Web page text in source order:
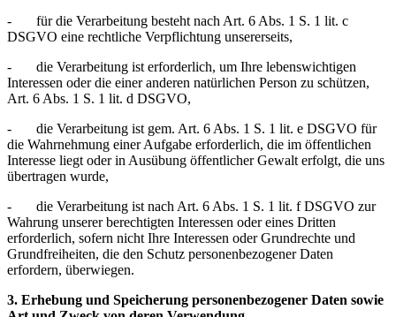
- für die Verarbeitung besteht nach Art. 6 Abs. 1 S. 1 lit. c
DSGVO eine rechtliche Verpflichtung unsererseits,
- die Verarbeitung ist erforderlich, um Ihre lebenswichtigen
Interessen oder die einer anderen natürlichen Person zu schützen,
Art. 6 Abs. 1 S. 1 lit. d DSGVO,
- die Verarbeitung ist gem. Art. 6 Abs. 1 S. 1 lit. e DSGVO für
die Wahrnehmung einer Aufgabe erforderlich, die im öffentlichen
Interesse liegt oder in Ausübung öffentlicher Gewalt erfolgt, die uns
übertragen wurde,
- die Verarbeitung ist nach Art. 6 Abs. 1 S. 1 lit. f DSGVO zur
Wahrung unserer berechtigten Interessen oder eines Dritten
erforderlich, sofern nicht Ihre Interessen oder Grundrechte und
Grundfreiheiten, die den Schutz personenbezogener Daten
erfordern, überwiegen.
3. Erhebung und Speicherung personenbezogener Daten sowie